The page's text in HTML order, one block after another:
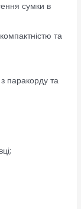
сумки в
та
паракорду та